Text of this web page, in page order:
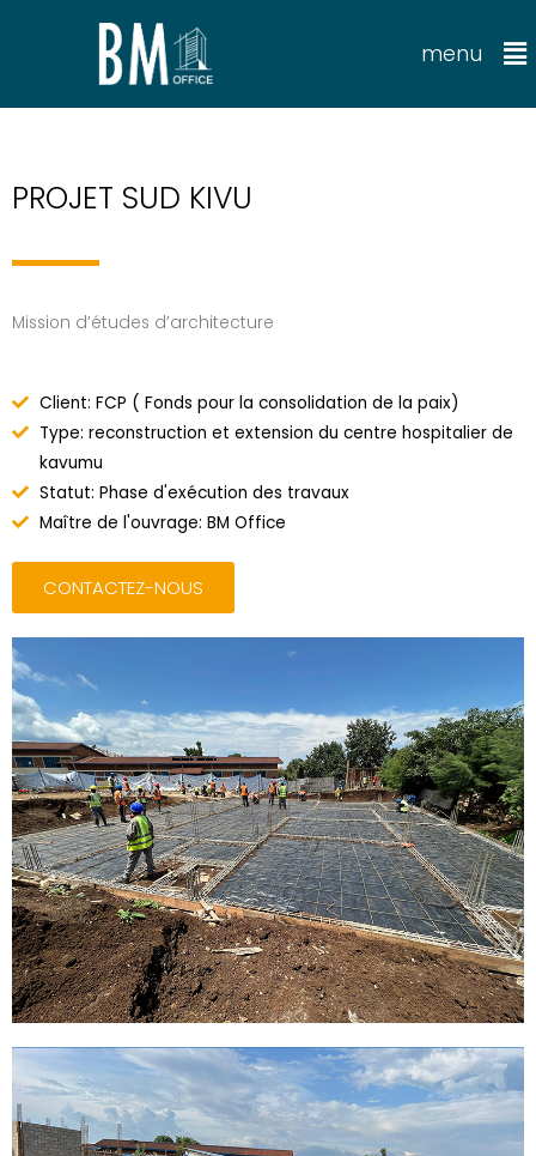
menu
PROJET SUD KIVU
Mission d’études d’architecture
Client: FCP ( Fonds pour la consolidation de la paix)
Type: reconstruction et extension du centre hospitalier de
kavumu
Statut: Phase d'exécution des travaux
Maître de l'ouvrage: BM Office
CONTACTEZ-NOUS